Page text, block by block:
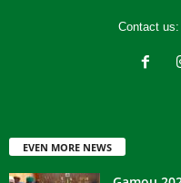
Contact us:
EVEN MORE NEWS